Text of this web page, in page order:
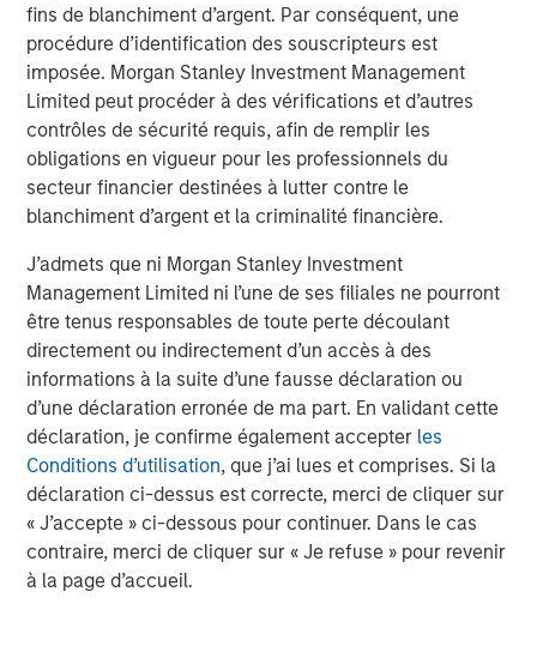
fins de blanchiment d’argent. Par conséquent, une
procédure d’identification des souscripteurs est
imposée. Morgan Stanley Investment Management
Limited peut procéder à des vérifications et d’autres
contrôles de sécurité requis, afin de remplir les
obligations en vigueur pour les professionnels du
secteur financier destinées à lutter contre le
blanchiment d’argent et la criminalité financière.
J’admets que ni Morgan Stanley Investment
Management Limited ni l’une de ses filiales ne pourront
être tenus responsables de toute perte découlant
directement ou indirectement d’un accès à des
informations à la suite d’une fausse déclaration ou
d’une déclaration erronée de ma part. En validant cette
déclaration, je confirme également accepter les
Conditions d’utilisation, que j’ai lues et comprises. Si la
déclaration ci-dessus est correcte, merci de cliquer sur
« J’accepte » ci-dessous pour continuer. Dans le cas
contraire, merci de cliquer sur « Je refuse » pour revenir
à la page d’accueil.
Idées liées
BIG PICTURE
Video: Ten Investment Truths About Artificial
Intelligence
TALES FROM THE EMERGING WORLD
Video: Mexico's Domestic Opportunity
TALES FROM THE EMERGING WORLD
Video: The De-Americanization of
Globalization
The Author